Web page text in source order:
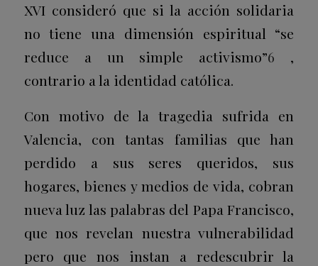
XVI consideró que si la acción solidaria
no tiene una dimensión espiritual “se
reduce a un simple activismo”6 ,
contrario a la identidad católica.
Con motivo de la tragedia sufrida en
Valencia, con tantas familias que han
perdido a sus seres queridos, sus
hogares, bienes y medios de vida, cobran
nueva luz las palabras del Papa Francisco,
que nos revelan nuestra vulnerabilidad
pero que nos instan a redescubrir la